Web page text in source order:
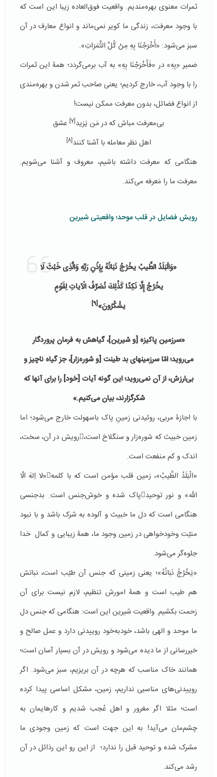
ثمرات معنوی بهره‌مندیم. واقعیت فوق‌العاده زیبا این است که
با وجود معرفت، زندگی ما کویر نمی‌ماند و انواع معارف در آن
سبز می‌شود: «أَخْرَجْنَا بِهِ مِنْ كُلِّ الثَّمَرَاتِ».
ضمیر «ِبِهِ» در «فَأَخْرَجْنَا بِهِ» به آب برمی‌گردد؛ همۀ این ثمرات
را با وجود آب، خارج کردیم؛ یعنی صاحب ثمر شدن و بهره‌مندی
از انواع فضائل، بدون معرفت ممکن نیست!
بی‌معرفت مباش که در مَن یَزید[7]
عشق
اهل نظر معامله با آشنا کنند[8]
هنگامی‌ که معرفت داشته باشیم، معروف و آشنا می‌شویم.
معرفت ما را مَعرفه می‌کند.
رویش فضایل در قلب موحد؛ واقعیتی شیرین
«وَالْبَلَدُ الطَّیبُ یخْرُجُ نَبَاتُهُ بِإِذْنِ رَبِّهِ وَالَّذِی خَبُثَ لَا
یخْرُجُ إِلَّا نَكِدًا كَذَٰلِكَ نُصَرِّفُ الْآیاتِ لِقَوْمٍ
یشْكُرُونَ»[9]
«سرزمین پاکیزه [و شیرین]، گیاهش به فرمان پروردگار
می‌روید؛ امّا سرزمینهای بد طینت [و شوره‌زار]، جز گیاه ناچیز و
بی‌ارزش، از آن نمی‌روید؛ این گونه آیات [خود] را برای آنها که
شکرگزارند، بیان می‌کنیم.»
با اجازۀ مربی، روئیدنی زمینِ پاک باسهولت خارج می‌شود؛ اما
زمین خبیث که شوره‌زار و سنگلاخ است،رویش در آن، سخت،
اندک و کم منفعت است.
«الْبَلَدُ الطَّیبُ»، زمین قلب مؤمن است که با کلمه«لا اِلهَ الّا
اللّه» و نور توحیدپاک شده و خوش‌جنس است. بدجنسی
هنگامی است که دل ما خبیث و آلوده به شرک باشد و با نبود
منیّت وخودخواهی در زمین وجود ما، همۀ زیبایی و کمال خدا
جلوه‌گر می‌شود.
«یَخْرُجُ نَبَاتُهُ»؛ یعنی زمینی که جنس آن طیّب است، نباتش
هم طیب است و همۀ امورش تنظیم، لازم نیست برای آن
زحمت بکشیم. واقعیت شیرین این است: هنگامی که جنس دل
ما موحد و الهی باشد، خودبه‌خود روییدنی دارد و عمل صالح و
خیررسانی از ما دیده می‌شود و رویش در آن بسیار آسان است؛
همانند خاک مناسب که هرچه در آن بریزیم، سبز می‌شود. اگر
روییدنی‌های مناسبی نداریم، زمین، مشکل اساسی پیدا کرده
است؛ مثلا اگر مغرور و اهل عُجب شدیم و کارهایمان به
چشم‌مان می‌آید! به این جهت است که زمین وجودی ما
مشرک شده و توحید قبل را ندارد؛ از این رو این رذائل در آن
رشد می‌کند.